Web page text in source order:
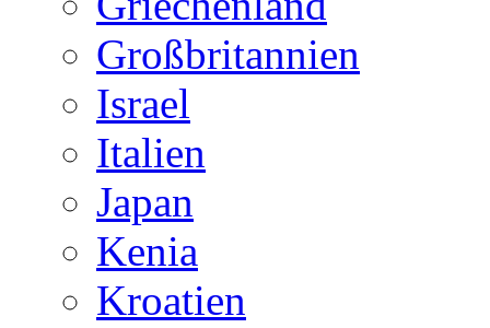
Großbritannien
Israel
Italien
Japan
Kenia
Kroatien